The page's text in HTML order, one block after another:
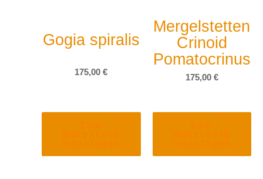
Gogia spiralis
175,00€
Mergelstetten
Crinoid
Pomatocrinus
175,00 €